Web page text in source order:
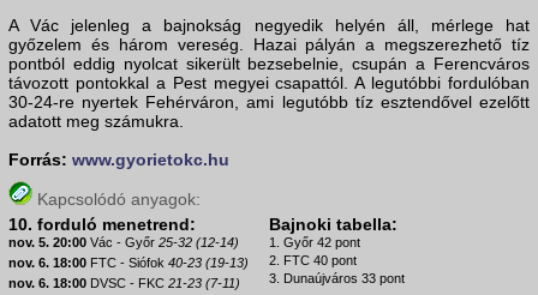
A Vác jelenleg a bajnokság negyedik helyén áll, mérlege hat
győzelem és három vereség. Hazai pályán a megszerezhető tíz
pontból eddig nyolcat sikerült bezsebelnie, csupán a Ferencváros
távozott pontokkal a Pest megyei csapattól. A legutóbbi fordulóban
30-24-re nyertek Fehérváron, ami legutóbb tíz esztendővel ezelőtt
adatott meg számukra.
Forrás: www.gyorietokc.hu
Kapcsolódó anyagok:
10. forduló menetrend:
nov. 5. 20:00 Vác - Győr 25-32 (12-14)
nov. 6. 18:00 FTC - Siófok 40-23 (19-13)
nov. 6. 18:00 DVSC - FKC 21-23 (7-11)
Bajnoki tabella:
1. Győr 42 pont
2. FTC 40 pont
3. Dunaújváros 33 pont